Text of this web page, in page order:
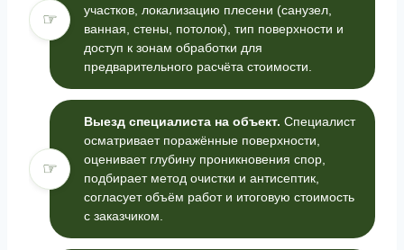
☞
участков, локализацию плесени (санузел,
ванная, стены, потолок), тип поверхности и
доступ к зонам обработки для
предварительного расчёта стоимости.
☞
Выезд специалиста на объект. Специалист
осматривает поражённые поверхности,
оценивает глубину проникновения спор,
подбирает метод очистки и антисептик,
согласует объём работ и итоговую стоимость
с заказчиком.